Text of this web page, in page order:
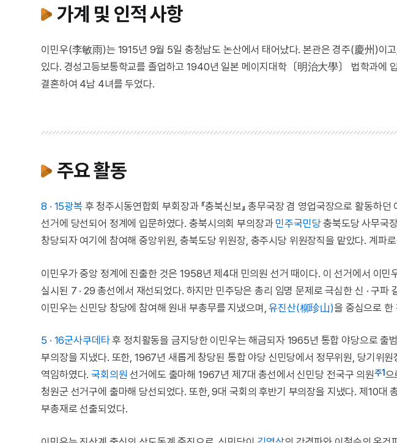
가계 및 인적 사항
이민우(李敏雨)는 1915년 9월 5일 충청남도 논산에서 태어났다. 본관은 경주(慶州)이
있다. 경성고등보통학교를 졸업하고 1940년 일본 메이지대학〔明治大學〕 법학과에
결혼하여 4남 4녀를 두었다.
주요 활동
8 · 15광복 후 청주시동연합회 부회장과 『충북신보』 총무국장 겸 영업국장으로 활동하
선거에 당선되어 정계에 입문하였다. 충북시의회 부의장과 민주국민당충북도당 사무국
창당되자 여기에 참여해 중앙위원, 충북도당 위원장, 충주시당 위원장직을 맡았다. 계파
이민우가 중앙 정계에 진출한 것은 1958년 제4대 민의원 선거 때이다. 이 선거에서 이민
실시된 7 · 29 총선에서 재선되었다. 하지만 민주당은 총리 임명 문제로 극심한 신 · 구파
이민우는 신민당 창당에 참여해 원내 부총무를 지냈으며,유진산(柳珍山)을 중심으로
5 · 16군사쿠데타후 정치활동을 금지당한 이민우는 해금되자 1965년 통합 야당으로 출
부의장을 지냈다. 또한, 1967년 새롭게 창당된 통합 야당 신민당에서 정무위원, 당기위
역임하였다.국회의원 선거에도 출마해 1967년 제7대 총선에서 신민당 전국구 의원주1으
청원군 선거구에 출마해 당선되었다. 또한, 9대 국회의 후반기 부의장을 지냈다. 제10대
부총재로 선출되었다.